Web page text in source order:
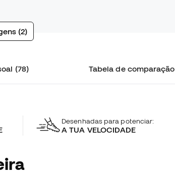
(2)
(78) Tabela de comparação
Desenhadas para potenciar:
A TUA VELOCIDADE